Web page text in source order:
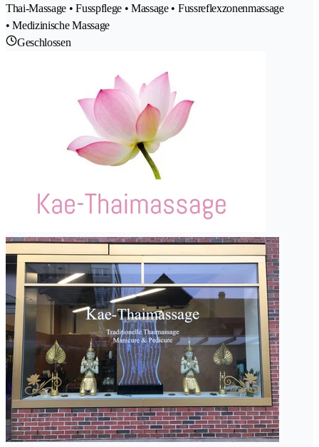
Thai-Massage • Fusspflege • Massage • Fussreflexzonenmassage
• Medizinische Massage
Geschlossen